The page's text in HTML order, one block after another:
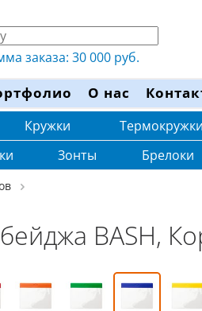
заказа: 30 000 руб.
О нас
Кружки Термокружки
Зонты Брелоки
BASH,